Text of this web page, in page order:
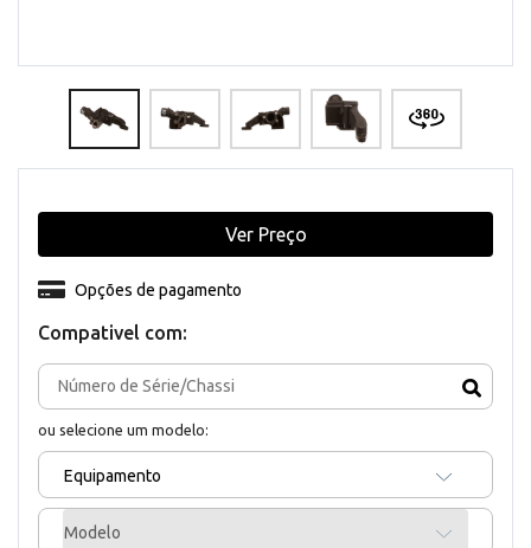
Compativel com:
ou selecione um modelo:
Equipamento
Modelo
Opções de pagamento
Ver Preço